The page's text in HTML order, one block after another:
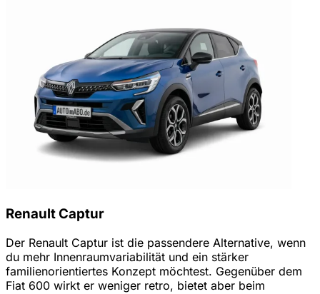
Renault Captur
Der Renault Captur ist die passendere Alternative, wenn
du mehr Innenraumvariabilität und ein stärker
familienorientiertes Konzept möchtest. Gegenüber dem
Fiat 600 wirkt er weniger retro, bietet aber beim